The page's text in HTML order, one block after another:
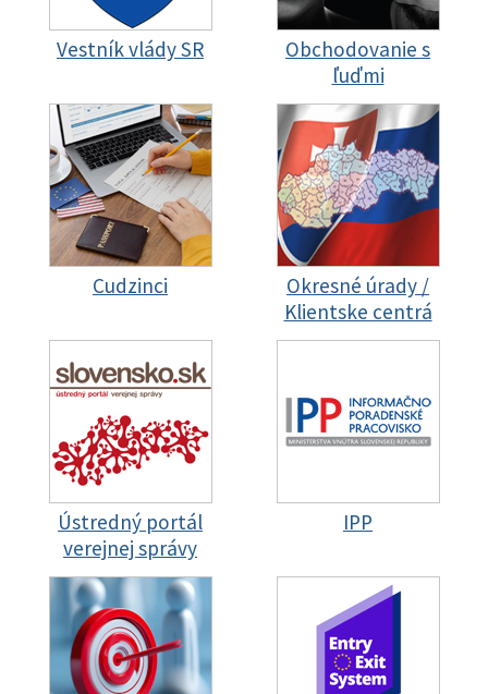
Vestník vlády SR
Obchodovanie s
ľuďmi
Cudzinci
Okresné úrady /
Klientske centrá
Ústredný portál
verejnej správy
IPP